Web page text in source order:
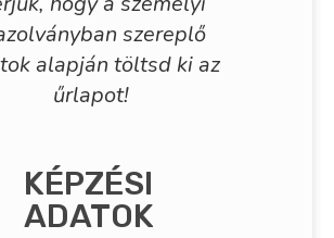
szereplő
alapján töltsd ki az
űrlapot!
KÉPZÉSI
ADATOK